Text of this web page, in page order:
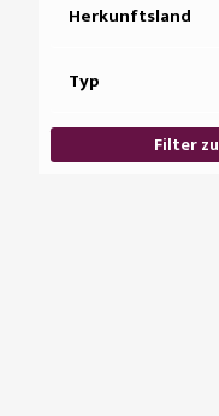
Herkunftsland
Typ
Filter